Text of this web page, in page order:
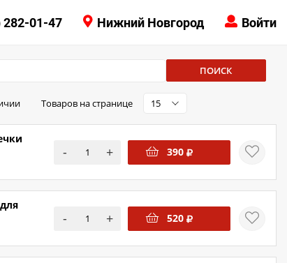
282-01-47 Нижний Новгород Войти
ПОИСК
Товаров на странице 15
- + 390
- + 520